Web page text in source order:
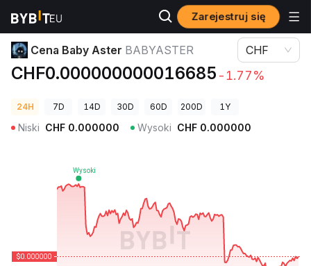
Zarejestruj się
Ceny kryptowalut Cena Baby Aster BABYASTER
Cena Baby Aster BABYASTER
CHF0.000000000016685 -1.77%
CHF
24H 7D 14D 30D 60D 200D 1Y
Niski CHF 0.000000 Wysoki CHF 0.000000